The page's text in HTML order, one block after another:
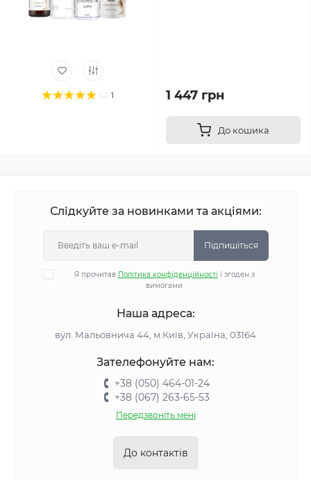
1 1 447 грн
До кошика
Слідкуйте за новинками та акціями:
Підпишіться
Я прочитав Політика конфіденційності і згоден з
вимогами
Наша адреса:
вул. Мальовнича 44, м.Київ, Україна, 03164
Зателефонуйте нам:
+38 (050) 464-01-24
+38 (067) 263-65-53
Передзвоніть мені
До контактів